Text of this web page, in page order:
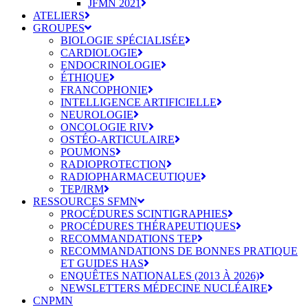
JFMN 2021
ATELIERS
GROUPES
BIOLOGIE SPÉCIALISÉE
CARDIOLOGIE
ENDOCRINOLOGIE
ÉTHIQUE
FRANCOPHONIE
INTELLIGENCE ARTIFICIELLE
NEUROLOGIE
ONCOLOGIE RIV
OSTÉO-ARTICULAIRE
POUMONS
RADIOPROTECTION
RADIOPHARMACEUTIQUE
TEP/IRM
RESSOURCES SFMN
PROCÉDURES SCINTIGRAPHIES
PROCÉDURES THÉRAPEUTIQUES
RECOMMANDATIONS TEP
RECOMMANDATIONS DE BONNES PRATIQUE
ET GUIDES HAS
ENQUÊTES NATIONALES (2013 À 2026)
NEWSLETTERS MÉDECINE NUCLÉAIRE
CNPMN